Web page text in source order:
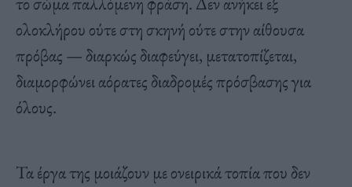
ολοκλήρου ούτε στη σκηνή ούτε στην αίθουσα
πρόβας — διαρκώς διαφεύγει, μετατοπίζεται,
διαμορφώνει αόρατες διαδρομές πρόσβασης για
όλους.
Τα έργα της μοιάζουν με ονειρικά τοπία που δεν